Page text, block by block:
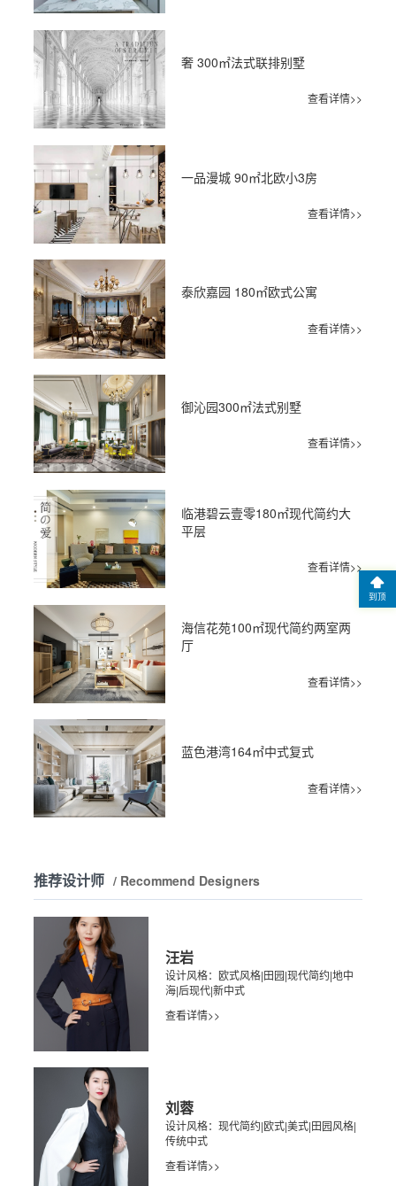
奢 300㎡法式联排别墅
查看详情>>
一品漫城 90㎡北欧小3房
查看详情>>
泰欣嘉园 180㎡欧式公寓
查看详情>>
御沁园300㎡法式别墅
查看详情>>
临港碧云壹零180㎡现代简约大
平层
查看详情>>
海信花苑100㎡现代简约两室两
厅
查看详情>>
蓝色港湾164㎡中式复式
查看详情>>
推荐设计师 / Recommend Designers
汪岩
设计风格：欧式风格|田园|现代简约|地中
海|后现代|新中式
查看详情>>
刘蓉
设计风格：现代简约|欧式|美式|田园风格|
传统中式
查看详情>>
到顶